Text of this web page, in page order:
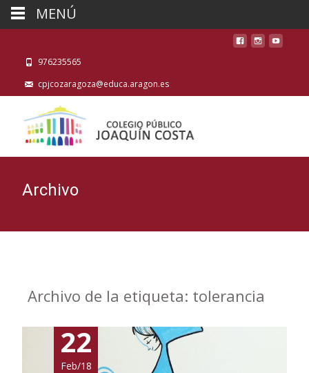
976235565
cpjcozaragoza@educa.aragon.es
Archivo
Archivo de la etiqueta: tolerancia
22
Feb/18
MENÚ